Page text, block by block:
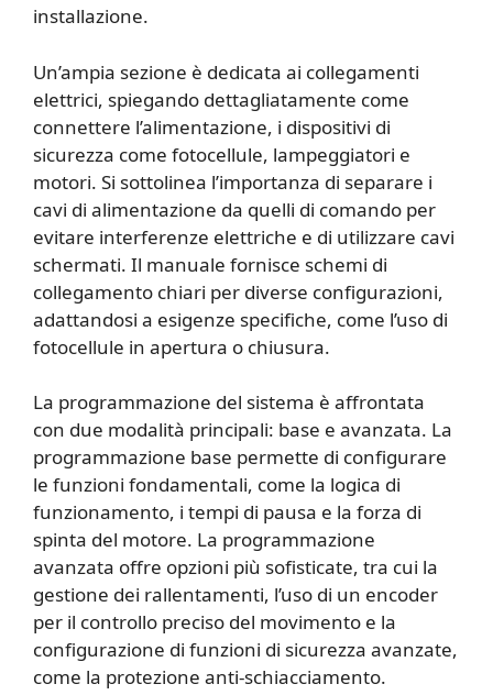
installazione.
Un’ampia sezione è dedicata ai collegamenti
elettrici, spiegando dettagliatamente come
connettere l’alimentazione, i dispositivi di
sicurezza come fotocellule, lampeggiatori e
motori. Si sottolinea l’importanza di separare i
cavi di alimentazione da quelli di comando per
evitare interferenze elettriche e di utilizzare cavi
schermati. Il manuale fornisce schemi di
collegamento chiari per diverse configurazioni,
adattandosi a esigenze specifiche, come l’uso di
fotocellule in apertura o chiusura.
La programmazione del sistema è affrontata
con due modalità principali: base e avanzata. La
programmazione base permette di configurare
le funzioni fondamentali, come la logica di
funzionamento, i tempi di pausa e la forza di
spinta del motore. La programmazione
avanzata offre opzioni più sofisticate, tra cui la
gestione dei rallentamenti, l’uso di un encoder
per il controllo preciso del movimento e la
configurazione di funzioni di sicurezza avanzate,
come la protezione anti-schiacciamento.